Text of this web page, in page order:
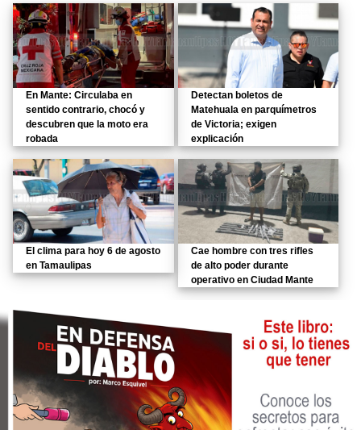
En Mante: Circulaba en
sentido contrario, chocó y
descubren que la moto era
robada
Detectan boletos de
Matehuala en parquímetros
de Victoria; exigen
explicación
El clima para hoy 6 de agosto
en Tamaulipas
Cae hombre con tres rifles
de alto poder durante
operativo en Ciudad Mante